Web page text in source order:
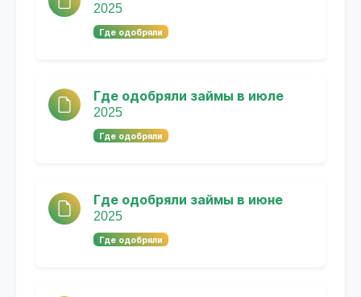
2025
Где одобряли
Где одобряли займы в июле
2025
Где одобряли
Где одобряли займы в июне
2025
Где одобряли